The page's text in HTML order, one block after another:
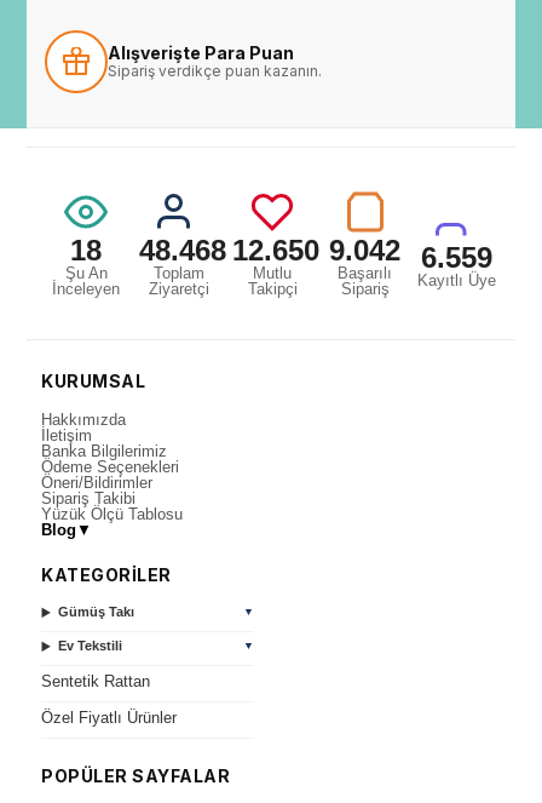
Alışverişte Para Puan
Sipariş verdikçe puan kazanın.
18
Şu An
İnceleyen
48.468
Toplam
Ziyaretçi
12.650
Mutlu
Takipçi
9.042
Başarılı
Sipariş
6.559
Kayıtlı Üye
KURUMSAL
Hakkımızda
İletişim
Banka Bilgilerimiz
Ödeme Seçenekleri
Öneri/Bildirimler
Sipariş Takibi
Yüzük Ölçü Tablosu
Blog ▼
KATEGORİLER
Gümüş Takı ▼
Ev Tekstili ▼
Sentetik Rattan
Özel Fiyatlı Ürünler
POPÜLER SAYFALAR